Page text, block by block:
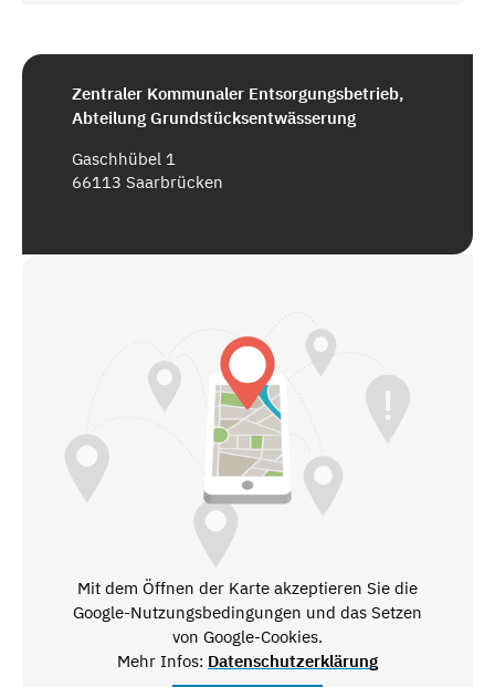
Zentraler Kommunaler Entsorgungsbetrieb,
Abteilung Grundstücksentwässerung
Gaschhübel 1
66113 Saarbrücken
Mit dem Öffnen der Karte akzeptieren Sie die
Google-Nutzungsbedingungen und das Setzen
von Google-Cookies.
Mehr Infos: Datenschutzerklärung